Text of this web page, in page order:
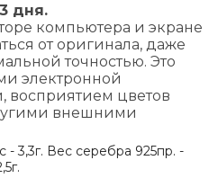
дня.
компьютера и экране
от оригинала, даже
точностью. Это
электронной
восприятием цветов
внешними
3,3г. Вес серебра 925пр. -